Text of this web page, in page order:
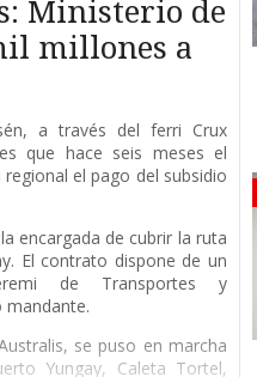
Ministerio de
millones a
a través del ferri Crux
que hace seis meses el
el pago del subsidio
encargada de cubrir la ruta
El contrato dispone de un
de Transportes y
mandante.
se puso en marcha
Yungay, Caleta Tortel,